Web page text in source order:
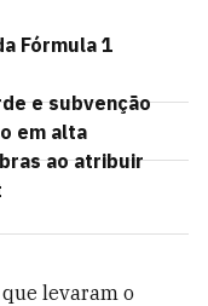
Fórmula 1
e subvenção
em alta
ao atribuir
levaram o